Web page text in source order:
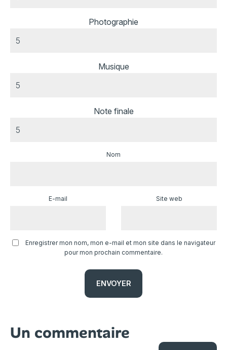
Photographie
Musique
Note finale
Nom
E-mail Site web
Enregistrer mon nom, mon e-mail et mon site dans le navigateur
pour mon prochain commentaire.
Un commentaire